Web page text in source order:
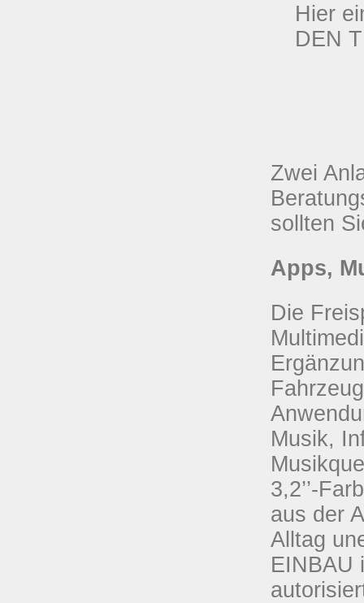
Hier
DEN
Zwei
sollten
Apps,
Die
Musik,
3,2’’-
aus der
Alltag
EINBAU